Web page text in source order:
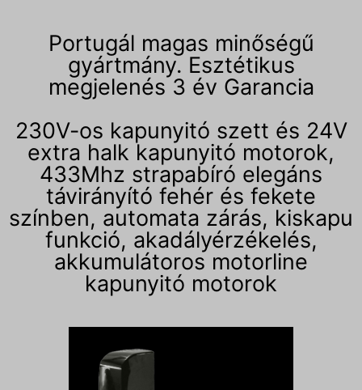
Portugál magas minőségű
gyártmány. Esztétikus
megjelenés 3 év Garancia
230V-os kapunyitó szett és 24V
extra halk kapunyitó motorok,
433Mhz strapabíró elegáns
távirányító fehér és fekete
színben, automata zárás, kiskapu
funkció, akadályérzékelés,
akkumulátoros motorline
kapunyitó motorok